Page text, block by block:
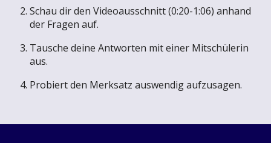
Schau dir den Videoausschnitt(0:20-1:06) anhand
der Fragen auf.
Tausche deine Antworten mit einer Mitschülerin
aus.
Probiert den Merksatz auswendig aufzusagen.